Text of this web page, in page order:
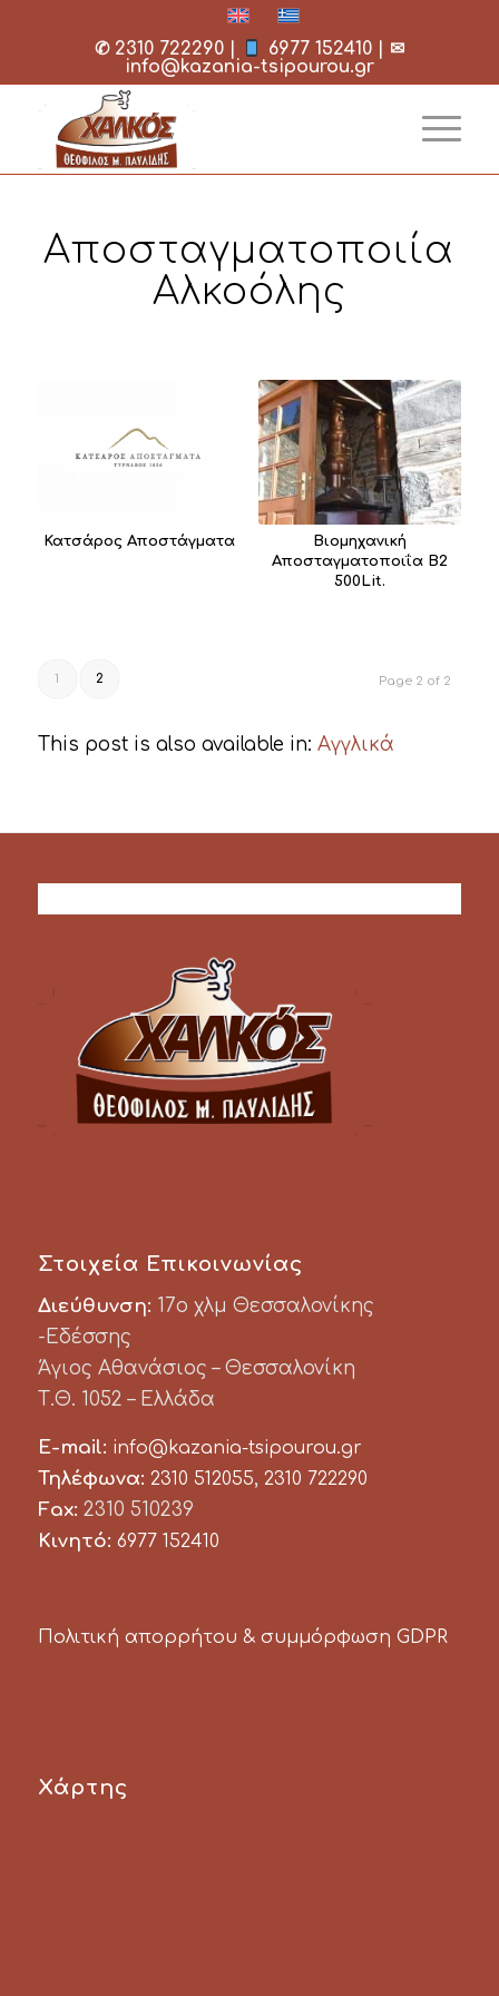
✆ 2310 722290 6977 152410| ✉
info@kazania-tsipourou.gr
Αποσταγματοποιία
Αλκοόλης
Κατσάρος Αποστάγματα
Bιομηχανική
Αποσταγματοποιΐα Β2
500Lit.
Page 2 of 2
1 2
This post is also available in: Αγγλικά
Στοιχεία Επικοινωνίας
Διεύθυνση: 17ο χλμ Θεσσαλονίκης
-Εδέσσης
Άγιος Αθανάσιος – Θεσσαλονίκη
Τ.Θ. 1052 – Ελλάδα
E-mail: info@kazania-tsipourou.gr
Τηλέφωνα: 2310 512055, 2310 722290
Fax: 2310 510239
Κινητό: 6977 152410
Πολιτική απορρήτου & συμμόρφωση GDPR
Χάρτης